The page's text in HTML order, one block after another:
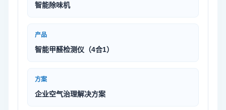
智能除味机
产品
智能甲醛检测仪（4合1）
方案
企业空气治理解决方案